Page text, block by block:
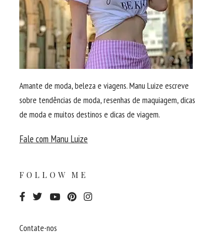
Amante de moda, beleza e viagens. Manu Luize escreve
sobre tendências de moda, resenhas de maquiagem, dicas
de moda e muitos destinos e dicas de viagem.
Fale com Manu Luize
FOLLOW ME
Contate-nos